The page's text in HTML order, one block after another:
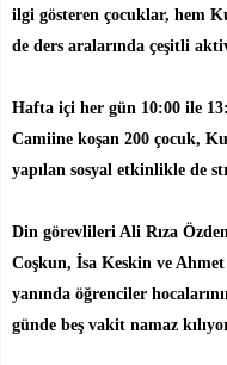
ilgi gösteren çocuklar, hem
de ders aralarında çeşitli
Hafta içi her gün 10:00 ile
Camiine koşan 200 çocuk,
yapılan sosyal etkinlikle de
Din görevlileri Ali Rıza
Coşkun, İsa Keskin ve
yanında öğrenciler
günde beş vakit namaz